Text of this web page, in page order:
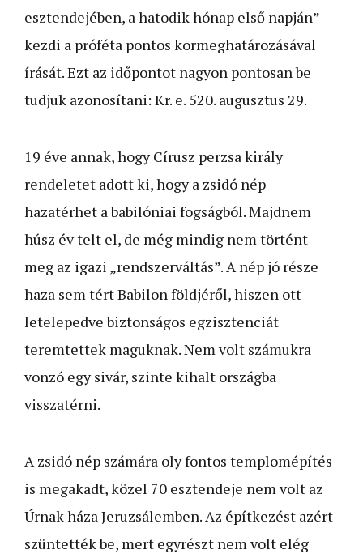
esztendejében, a hatodik hónap első napján” –
kezdi a próféta pontos kormeghatározásával
írását. Ezt az időpontot nagyon pontosan be
tudjuk azonosítani: Kr. e. 520. augusztus 29.
19 éve annak, hogy Círusz perzsa király
rendeletet adott ki, hogy a zsidó nép
hazatérhet a babilóniai fogságból. Majd­nem
húsz év telt el, de még mindig nem történt
meg az igazi „rendszerváltás”. A nép jó része
haza sem tért Babilon földjéről, hiszen ott
letelepedve biztonságos egzisztenciát
teremtettek maguknak. Nem volt számukra
vonzó egy sivár, szinte kihalt országba
visszatérni.
A zsidó nép számára oly fontos templomépítés
is megakadt, közel 70 esztendeje nem volt az
Úrnak háza Jeruzsálemben. Az építkezést azért
szüntették be, mert egyrészt nem volt elég